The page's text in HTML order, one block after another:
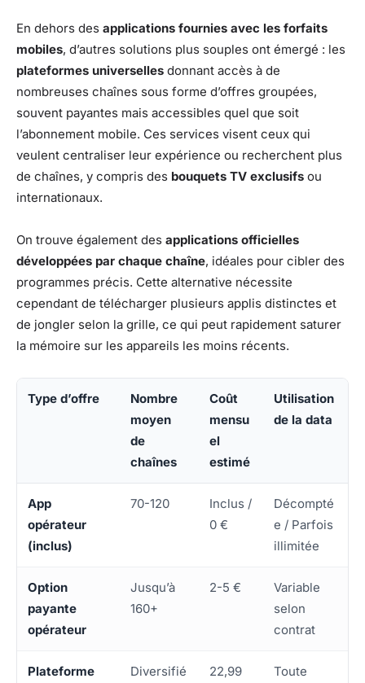
En dehors des applications fournies avec les forfaits
mobiles, d’autres solutions plus souples ont émergé : les
plateformes universelles donnant accès à de
nombreuses chaînes sous forme d’offres groupées,
souvent payantes mais accessibles quel que soit
l’abonnement mobile. Ces services visent ceux qui
veulent centraliser leur expérience ou recherchent plus
de chaînes, y compris des bouquets TV exclusifs ou
internationaux.
On trouve également des applications officielles
développées par chaque chaîne, idéales pour cibler des
programmes précis. Cette alternative nécessite
cependant de télécharger plusieurs applis distinctes et
de jongler selon la grille, ce qui peut rapidement saturer
la mémoire sur les appareils les moins récents.
Type d’offre
Nombre
moyen
de
chaînes
Coût
mensu
el
estimé
Utilisation
de la data
App
opérateur
(inclus)
70-120
Inclus /
0 €
Décompté
e / Parfois
illimitée
Option
payante
opérateur
Jusqu’à
160+
2-5 €
Variable
selon
contrat
Plateforme
Diversifié
22,99
Toute